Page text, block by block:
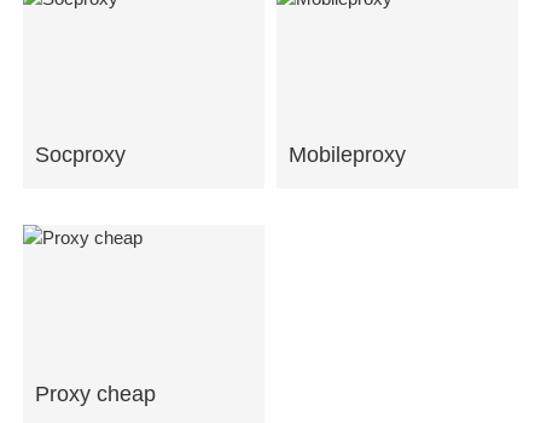
Socproxy Mobileproxy
Proxy cheap